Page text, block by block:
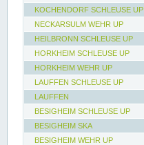
KOCHENDORF SCHLEUSE UP
NECKARSULM WEHR UP
HEILBRONN SCHLEUSE UP
HORKHEIM SCHLEUSE UP
HORKHEIM WEHR UP
LAUFFEN SCHLEUSE UP
LAUFFEN
BESIGHEIM SCHLEUSE UP
BESIGHEIM SKA
BESIGHEIM WEHR UP